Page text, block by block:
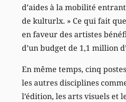
d’aides à la mobilité
de kulturlx. » Ce qui fait
en faveur des artistes
d’un budget de 1,1 million
En même temps, cinq
les autres disciplines
l’édition, les arts visuels et